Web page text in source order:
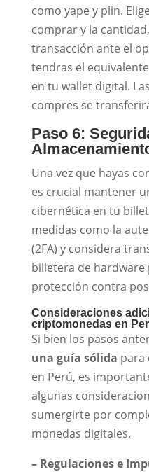
como yape y plin.
comprar y la
transacción ante el
tendras el
en tu wallet digital.
compres se
Paso 6:
Una vez que hayas
es crucial mantener
cibernética en tu
medidas como la
(2FA) y considera
billetera de
protección contra
Consideraciones
criptomonedas en
Si bien los pasos
una guía sólida para
en Perú, es
algunas
sumergirte por
monedas digitales.
– Regulaciones e